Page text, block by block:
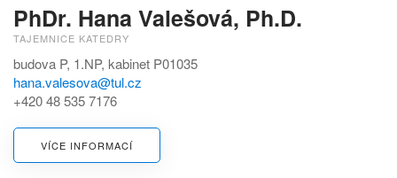
PhDr. Hana Valešová, Ph.D.
TAJEMNICE KATEDRY
budova P, 1.NP, kabinet P01035
hana.valesova@tul.cz
+420 48 535 7176
VÍCE INFORMACÍ